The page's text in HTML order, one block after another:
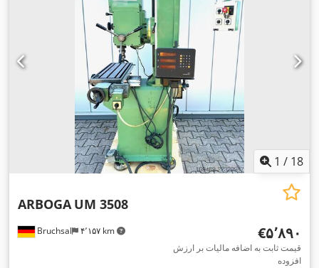
1 / 18
Bruchsal ۴٬۱۵۷ km
ARBOGA UM 3508
‎€۵٬۸۹۰
قیمت ثابت به اضافه مالیات بر ارزش
افزوده